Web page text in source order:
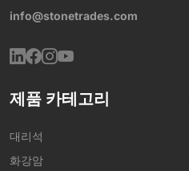
info@stonetrades.com
제품 카테고리
대리석
화강암